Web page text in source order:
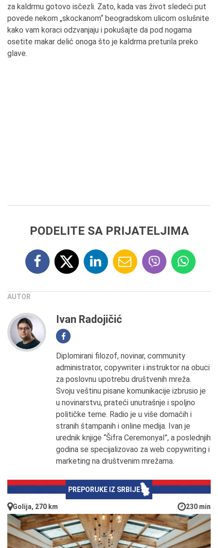
za kaldrmu gotovo isčezli. Zato, kada vas život sledeći put
povede nekom „skockanom“ beogradskom ulicom oslušnite
kako vam koraci odzvanjaju i pokušajte da pod nogama
osetite makar delić onoga što je kaldrma preturila preko
glave.
PODELITE SA PRIJATELJIMA
AUTOR
Ivan Radojičić
Diplomirani filozof, novinar, community
administrator, copywriter i instruktor na obuci
za poslovnu upotrebu društvenih mreža.
Svoju veštinu pisane komunikacije izbrusio je
u novinarstvu, prateći unutrašnje i spoljno
političke teme. Radio je u više domaćih i
stranih štampanih i online medija. Ivan je
urednik knjige “Šifra Ceremonyal”, a poslednjih
godina se specijalizovao za web copywriting i
marketing na društvenim mrežama.
PREPORUKE IZ SRBIJE
Golija, 270 km 230 min